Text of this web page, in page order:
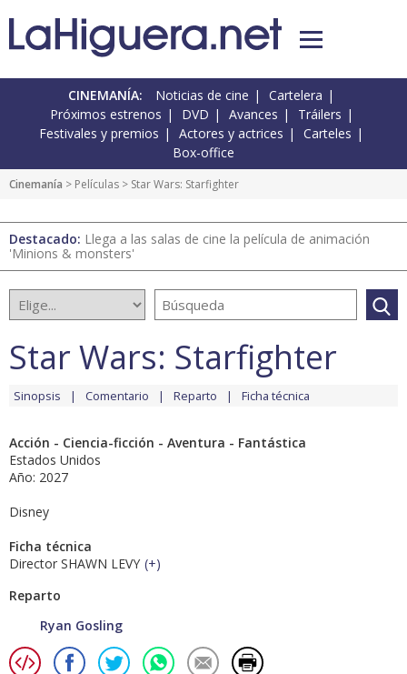
CINEMANÍA: Noticias de cine
Cartelera
Próximos estrenos
DVD Avances
Tráilers
Festivales y premios
Actores y actrices
Carteles
Box-office
Cinemanía > Películas > Star Wars: Starfighter
Destacado: Llega a las salas de cine la película de animación
'Minions & monsters'
Star Wars: Starfighter
Sinopsis Comentario Reparto Ficha técnica
Acción - Ciencia-ficción - Aventura - Fantástica
Estados Unidos
Año: 2027
Disney
Ficha técnica
Director SHAWN LEVY (+)
Reparto
Ryan Gosling